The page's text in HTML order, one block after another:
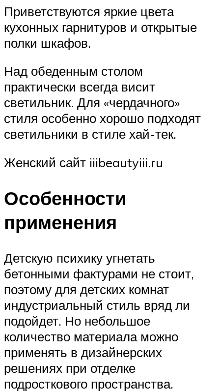
Приветствуются яркие цвета
кухонных гарнитуров и открытые
полки шкафов.
Над обеденным столом
практически всегда висит
светильник. Для «чердачного»
стиля особенно хорошо подходят
светильники в стиле хай-тек.
Женский сайт iiibeautyiii.ru
Особенности
применения
Детскую психику угнетать
бетонными фактурами не стоит,
поэтому для детских комнат
индустриальный стиль вряд ли
подойдет. Но небольшое
количество материала можно
применять в дизайнерских
решениях при отделке
подросткового пространства.